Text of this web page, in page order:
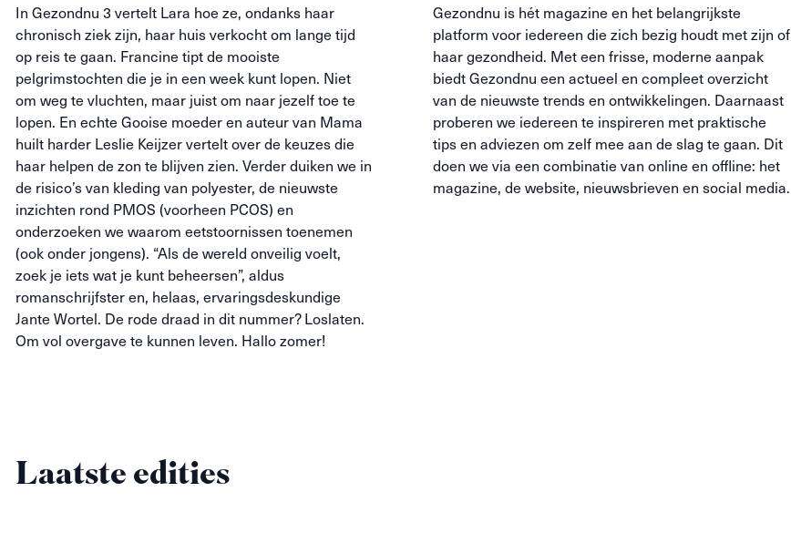
In Gezondnu 3 vertelt Lara hoe ze, ondanks haar
chronisch ziek zijn, haar huis verkocht om lange tijd
op reis te gaan. Francine tipt de mooiste
pelgrimstochten die je in een week kunt lopen. Niet
om weg te vluchten, maar juist om naar jezelf toe te
lopen. En echte Gooise moeder en auteur van Mama
huilt harder Leslie Keijzer vertelt over de keuzes die
haar helpen de zon te blijven zien. Verder duiken we in
de risico’s van kleding van polyester, de nieuwste
inzichten rond PMOS (voorheen PCOS) en
onderzoeken we waarom eetstoornissen toenemen
(ook onder jongens). “Als de wereld onveilig voelt,
zoek je iets wat je kunt beheersen”, aldus
romanschrijfster en, helaas, ervaringsdeskundige
Jante Wortel. De rode draad in dit nummer? Loslaten.
Om vol overgave te kunnen leven. Hallo zomer!
Gezondnu is hét magazine en het belangrijkste
platform voor iedereen die zich bezig houdt met zijn of
haar gezondheid. Met een frisse, moderne aanpak
biedt Gezondnu een actueel en compleet overzicht
van de nieuwste trends en ontwikkelingen. Daarnaast
proberen we iedereen te inspireren met praktische
tips en adviezen om zelf mee aan de slag te gaan. Dit
doen we via een combinatie van online en offline: het
magazine, de website, nieuwsbrieven en social media.
Laatste edities